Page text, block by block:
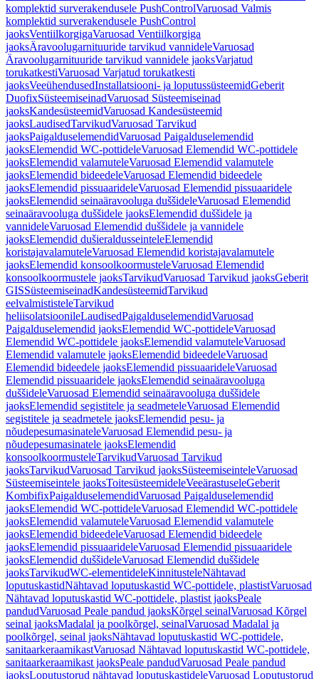
komplektid surverakendusele PushControlVaruosad Valmis
komplektid surverakendusele PushControl
jaoksVentiilkorgigaVaruosad Ventiilkorgiga
jaoksÄravoolugarnituuride tarvikud vannideleVaruosad
Äravoolugarnituuride tarvikud vannidele jaoksVarjatud
torukatkestiVaruosad Varjatud torukatkesti
jaoksVeeühendusedInstallatsiooni- ja loputussüsteemidGeberit
DuofixSüsteemiseinadVaruosad Süsteemiseinad
jaoksKandesüsteemidVaruosad Kandesüsteemid
jaoksLaudisedTarvikudVaruosad Tarvikud
jaoksPaigalduselemendidVaruosad Paigalduselemendid
jaoksElemendid WC-pottideleVaruosad Elemendid WC-pottidele
jaoksElemendid valamuteleVaruosad Elemendid valamutele
jaoksElemendid bideedeleVaruosad Elemendid bideedele
jaoksElemendid pissuaarideleVaruosad Elemendid pissuaaridele
jaoksElemendid seinaäravooluga duššideleVaruosad Elemendid
seinaäravooluga duššidele jaoksElemendid duššidele ja
vannideleVaruosad Elemendid duššidele ja vannidele
jaoksElemendid dušieraldusseinteleElemendid
koristajavalamuteleVaruosad Elemendid koristajavalamutele
jaoksElemendid konsoolkoormusteleVaruosad Elemendid
konsoolkoormustele jaoksTarvikudVaruosad Tarvikud jaoksGeberit
GISSüsteemiseinadKandesüsteemidTarvikud
eelvalmististeleTarvikud
heliisolatsioonileLaudisedPaigalduselemendidVaruosad
Paigalduselemendid jaoksElemendid WC-pottideleVaruosad
Elemendid WC-pottidele jaoksElemendid valamuteleVaruosad
Elemendid valamutele jaoksElemendid bideedeleVaruosad
Elemendid bideedele jaoksElemendid pissuaarideleVaruosad
Elemendid pissuaaridele jaoksElemendid seinaäravooluga
duššideleVaruosad Elemendid seinaäravooluga duššidele
jaoksElemendid segistitele ja seadmeteleVaruosad Elemendid
segistitele ja seadmetele jaoksElemendid pesu- ja
nõudepesumasinateleVaruosad Elemendid pesu- ja
nõudepesumasinatele jaoksElemendid
konsoolkoormusteleTarvikudVaruosad Tarvikud
jaoksTarvikudVaruosad Tarvikud jaoksSüsteemiseinteleVaruosad
Süsteemiseintele jaoksToitesüsteemideleVeeärastuseleGeberit
KombifixPaigalduselemendidVaruosad Paigalduselemendid
jaoksElemendid WC-pottideleVaruosad Elemendid WC-pottidele
jaoksElemendid valamuteleVaruosad Elemendid valamutele
jaoksElemendid bideedeleVaruosad Elemendid bideedele
jaoksElemendid pissuaarideleVaruosad Elemendid pissuaaridele
jaoksElemendid duššideleVaruosad Elemendid duššidele
jaoksTarvikudWC-elementideleKinnitusteleNähtavad
loputuskastidNähtavad loputuskastid WC-pottidele, plastistVaruosad
Nähtavad loputuskastid WC-pottidele, plastist jaoksPeale
pandudVaruosad Peale pandud jaoksKõrgel seinalVaruosad Kõrgel
seinal jaoksMadalal ja poolkõrgel, seinalVaruosad Madalal ja
poolkõrgel, seinal jaoksNähtavad loputuskastid WC-pottidele,
sanitaarkeraamikastVaruosad Nähtavad loputuskastid WC-pottidele,
sanitaarkeraamikast jaoksPeale pandudVaruosad Peale pandud
jaoksLoputustorud nähtavad loputuskastideleVaruosad Loputustorud